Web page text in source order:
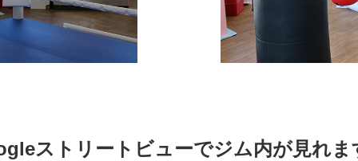
ストリートビューでジム内が見れま